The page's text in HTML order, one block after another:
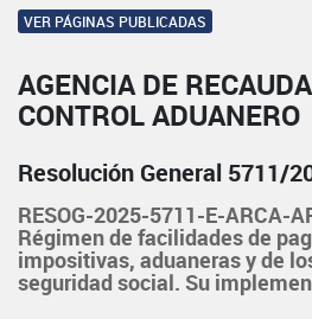
VER PÁGINAS PUBLICADAS
AGENCIA DE
CONTROL ADUANERO
Resolución General 5711/
RESOG-2025-5711-E-ARCA-
Régimen de facilidades de
impositivas, aduaneras y de
seguridad social. Su